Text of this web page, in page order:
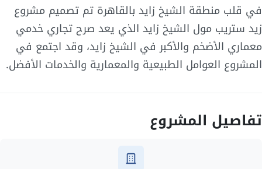
في قلب منطقة الشيخ زايد بالقاهرة تم تصميم مشروع
زيد ستريب مول الشيخ زايد الذي يعد صرح تجاري خدمي
معماري الأضخم والأكبر في الشيخ زايد، وقد اجتمع في
المشروع العوامل الطبيعية والمعمارية والخدمات الأفضل.
تفاصيل المشروع